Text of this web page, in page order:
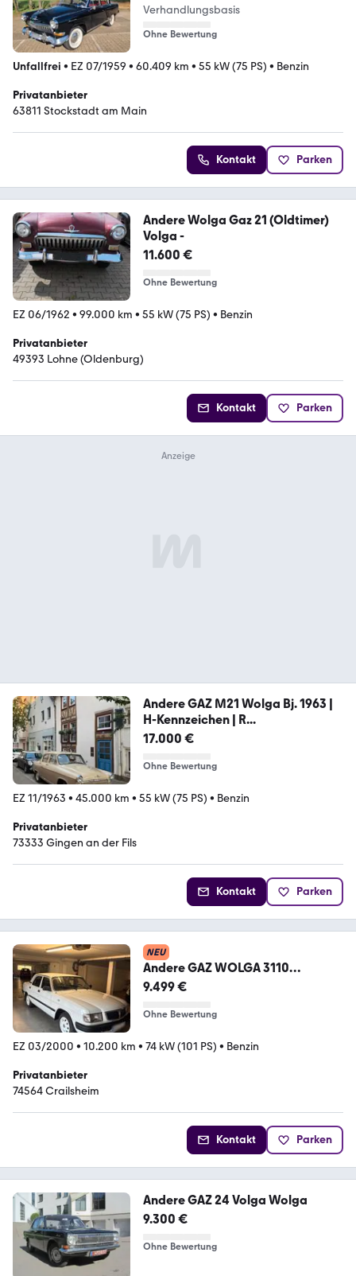
Verhandlungsbasis
Ohne Bewertung
Unfallfrei • EZ 07/1959 • 60.409 km • 55 kW (75 PS) • Benzin
Privatanbieter
63811 Stockstadt am Main
Kontakt Parken
Andere Wolga Gaz 21 (Oldtimer)
Volga -
11.600 €
Ohne Bewertung
EZ 06/1962 • 99.000 km • 55 kW (75 PS) • Benzin
Privatanbieter
49393 Lohne (Oldenburg)
Kontakt Parken
Andere GAZ M21 Wolga Bj. 1963 |
H-Kennzeichen | R...
17.000 €
Ohne Bewertung
EZ 11/1963 • 45.000 km • 55 kW (75 PS) • Benzin
Privatanbieter
73333 Gingen an der Fils
Kontakt Parken
NEU
Andere GAZ WOLGA 3110
10000km Sammlerzustand
9.499 €
Ohne Bewertung
EZ 03/2000 • 10.200 km • 74 kW (101 PS) • Benzin
Privatanbieter
74564 Crailsheim
Kontakt Parken
Andere GAZ 24 Volga Wolga
9.300 €
Ohne Bewertung